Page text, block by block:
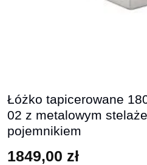
Łóżko tapicerowane
02 z metalowym
pojemnikiem
1849,00 zł